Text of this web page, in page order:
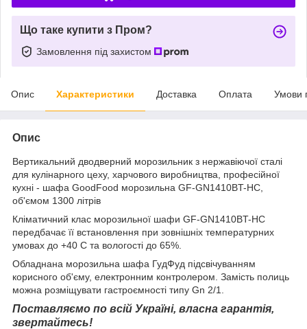
Що таке купити з Пром?
Замовлення під захистом
Опис Характеристики Доставка Оплата Умови
Опис
Вертикальний дводверний морозильник з нержавіючої сталі
для кулінарного цеху, харчового виробництва, професійної
кухні - шафа GoodFood морозильна GF-GN1410BT-HC,
об'ємом 1300 літрів
Кліматичний клас морозильної шафи GF-GN1410BT-HC
передбачає її встановлення при зовнішніх температурних
умовах до +40 С та вологості до 65%.
Обладнана морозильна шафа ГудФуд підсвічуванням
корисного об'єму, електронним контролером. Замість полиць
можна розміщувати гастроємності типу Gn 2/1.
Поставляємо по всій Україні, власна гарантія,
звертайтесь!